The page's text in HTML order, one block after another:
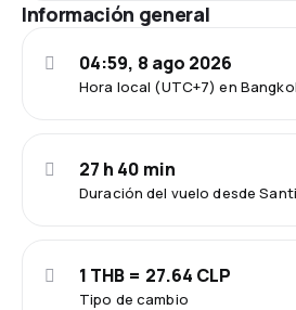
Información general
Hora local (UTC+7) en
04:59, 8 ago 2026
Duración del vuelo desde
27 h 40 min
Tipo de cambio
1 THB = 27.64 CLP